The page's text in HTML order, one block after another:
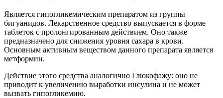
Является гипогликемическим препаратом из группы
бигуанидов. Лекарственное средство выпускается в форме
таблеток с пролонгированным действием. Оно также
предназначено для снижения уровня сахара в крови.
Основным активным веществом данного препарата является
метформин.
Действие этого средства аналогично Глюкофажу: оно не
приводит к увеличению выработки инсулина и не может
вызвать гипогликемию.